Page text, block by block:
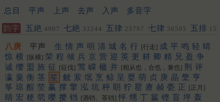
总目 平声 上声 去声 入声 多音字
韵字 五絶 4907 七絶 33244 五律 23797 七律 36595 五排
452
八庚 平声 生 情 声 明 清 城 名 行 [行走] 成 平 鸣 轻 晴
惊 横 [纵横] 荣 程 倾 兵 京 营 迎 英 更 耕 卿 精 兄 盈 争
诚 缨 盟 旌 征 [征伐] 莺 嵘 楹 并 [相从也，合也，兼也] 荆 评
瀛 羹 衡 茎 笙 觥 萦 氓 烹 鲸 呈 婴 萌 贞 庚 晶 檠 亨
筝 琼 酲 茔 赢 撑 擎 泓 坑 枰 眀 狞 罂 赓 赪 甍 正 [正月]
睛 宏 粳 茕 嘤 撄 铛 [酒铛、茶铛] 怦 甥 丁 籯 铿 盲 坪 轰